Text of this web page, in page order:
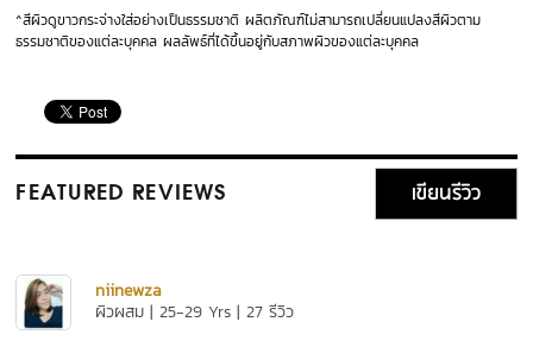
^สีผิวดูขาวกระจ่างใส่อย่างเป็นธรรมชาติ ผลิตภัณฑ์ไม่สามารถเปลี่ยนแปลงสีผิวตาม
ธรรมชาติของแต่ละบุคคล ผลลัพธ์ที่ได้ขึ้นอยู่กับสภาพผิวของแต่ละบุคคล
FEATURED REVIEWS เขียนรีวิว
niinewza
ผิวผสม | 25-29 Yrs | 27 รีวิว